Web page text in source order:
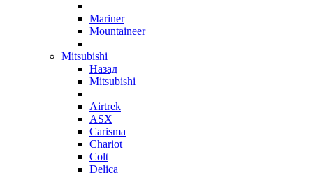
Mariner
Mountaineer
Mitsubishi
Назад
Mitsubishi
Airtrek
ASX
Carisma
Chariot
Colt
Delica